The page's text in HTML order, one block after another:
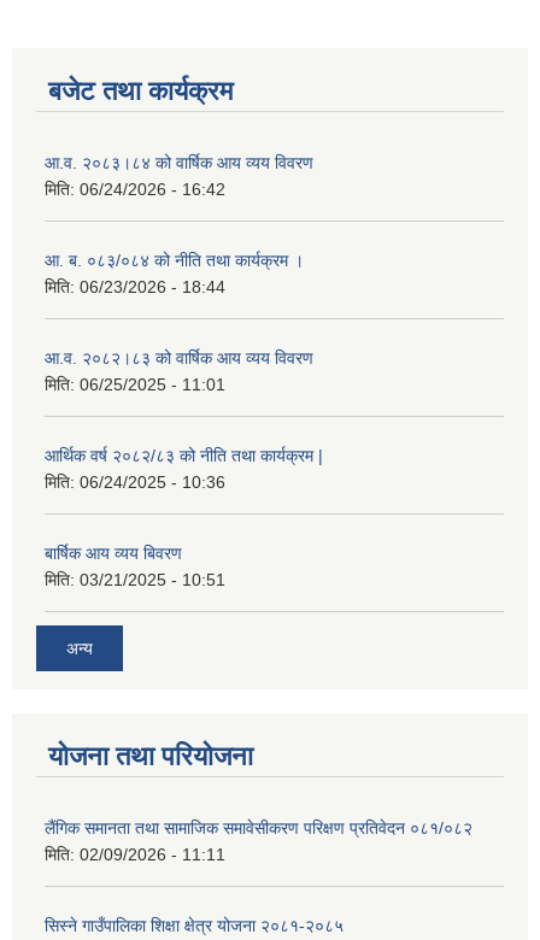
बजेट तथा कार्यक्रम
आ.व. २०८३।८४ को वार्षिक आय व्यय विवरण
मिति: 06/24/2026 - 16:42
आ. ब. ०८३/०८४ को नीति तथा कार्यक्रम ।
मिति: 06/23/2026 - 18:44
आ.व. २०८२।८३ को वार्षिक आय व्यय विवरण
मिति: 06/25/2025 - 11:01
आर्थिक वर्ष २०८२/८३ को नीति तथा कार्यक्रम |
मिति: 06/24/2025 - 10:36
बार्षिक आय व्यय बिवरण
मिति: 03/21/2025 - 10:51
अन्य
योजना तथा परियोजना
लैंगिक समानता तथा सामाजिक समावेसीकरण परिक्षण प्रतिवेदन ०८१/०८२
मिति: 02/09/2026 - 11:11
सिस्ने गाउँपालिका शिक्षा क्षेत्र योजना २०८१-२०८५